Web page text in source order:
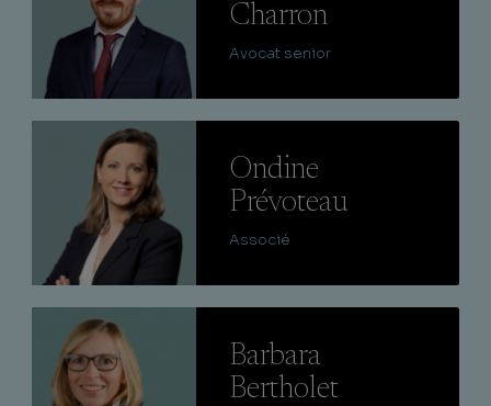
Charron
Avocat senior
Ondine
Prévoteau
Associé
Barbara
Bertholet